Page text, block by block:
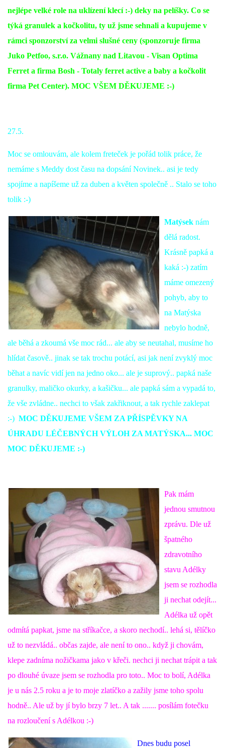
nejlépe velké role na uklízení klecí :-) deky na pelíšky. Co se
týká granulek a kočkolitu, ty už jsme sehnali a kupujeme v
rámci sponzorství za velmi slušné ceny (sponzoruje firma
Juko Petfoo, s.r.o. Vážnany nad Litavou - Visan Optima
Ferret a firma Bosh - Totaly ferret active a baby a kočkolit
firma Pet Center). MOC VŠEM DĚKUJEME :-)
27.5.
Moc se omlouvám, ale kolem freteček je pořád tolik práce, že
nemáme s Meddy dost času na dopsání Novinek.. asi je tedy
spojíme a napíšeme už za duben a květen společně .. Stalo se toho
tolik :-)
Matýsek nám
dělá radost.
Krásně papká a
kaká :-) zatím
máme omezený
pohyb, aby to
na Matýska
nebylo hodně,
ale běhá a zkoumá vše moc rád... ale aby se neutahal, musíme ho
hlídat časově.. jinak se tak trochu potácí, asi jak není zvyklý moc
běhat a navíc vidí jen na jedno oko... ale je suprový.. papká naše
granulky, maličko okurky, a kašičku... ale papká sám a vypadá to,
že vše zvládne.. nechci to však zakřiknout, a tak rychle zaklepat
:-) MOC DĚKUJEME VŠEM ZA PŘÍSPĚVKY NA
ÚHRADU LÉČEBNÝCH VÝLOH ZA MATÝSKA... MOC
MOC DĚKUJEME :-)
Pak mám
jednou smutnou
zprávu. Dle už
špatného
zdravotního
stavu Adélky
jsem se rozhodla
ji nechat odejít...
Adélka už opět
odmítá papkat, jsme na stříkačce, a skoro nechodí.. lehá si, tělíčko
už to nezvládá.. občas zajde, ale není to ono.. když ji chovám,
klepe zadníma nožičkama jako v křeči. nechci ji nechat trápit a tak
po dlouhé úvaze jsem se rozhodla pro toto.. Moc to bolí, Adélka
je u nás 2.5 roku a je to moje zlatíčko a zažily jsme toho spolu
hodně.. Ale už by jí bylo brzy 7 let.. A tak ....... posílám fotečku
na rozloučení s Adélkou :-)
Dnes budu posel